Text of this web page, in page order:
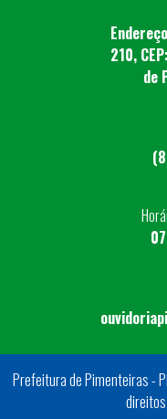
210,
de
Prefeitura de Pimenteiras -